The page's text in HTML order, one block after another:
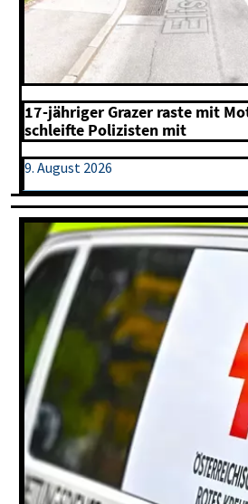
17-jähriger Grazer raste mit
schleifte Polizisten mit
9. August 2026